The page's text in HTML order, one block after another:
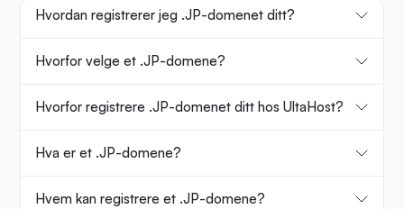
Hvordan registrerer jeg .JP-domenet ditt?
Hvorfor velge et .JP-domene?
Hvorfor registrere .JP-domenet ditt hos UltaHost?
Hva er et .JP-domene?
Hvem kan registrere et .JP-domene?